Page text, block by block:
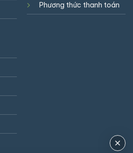
Phương thức thanh toán